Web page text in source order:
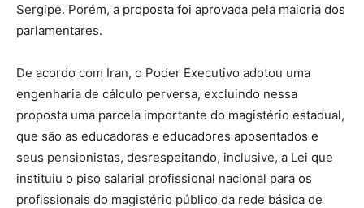
Sergipe. Porém, a proposta foi aprovada pela maioria dos
parlamentares.
De acordo com Iran, o Poder Executivo adotou uma
engenharia de cálculo perversa, excluindo nessa
proposta uma parcela importante do magistério estadual,
que são as educadoras e educadores aposentados e
seus pensionistas, desrespeitando, inclusive, a Lei que
instituiu o piso salarial profissional nacional para os
profissionais do magistério público da rede básica de